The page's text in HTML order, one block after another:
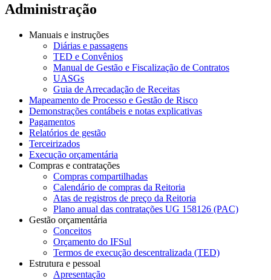
Administração
Manuais e instruções
Diárias e passagens
TED e Convênios
Manual de Gestão e Fiscalização de Contratos
UASGs
Guia de Arrecadação de Receitas
Mapeamento de Processo e Gestão de Risco
Demonstrações contábeis e notas explicativas
Pagamentos
Relatórios de gestão
Terceirizados
Execução orçamentária
Compras e contratações
Compras compartilhadas
Calendário de compras da Reitoria
Atas de registros de preço da Reitoria
Plano anual das contratações UG 158126 (PAC)
Gestão orçamentária
Conceitos
Orçamento do IFSul
Termos de execução descentralizada (TED)
Estrutura e pessoal
Apresentação